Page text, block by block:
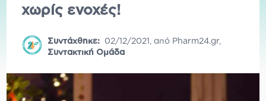
χωρίς ενοχές!
Συντάχθηκε: 02/12/2021 ,από Pharm24.gr,
Συντακτική Ομάδα